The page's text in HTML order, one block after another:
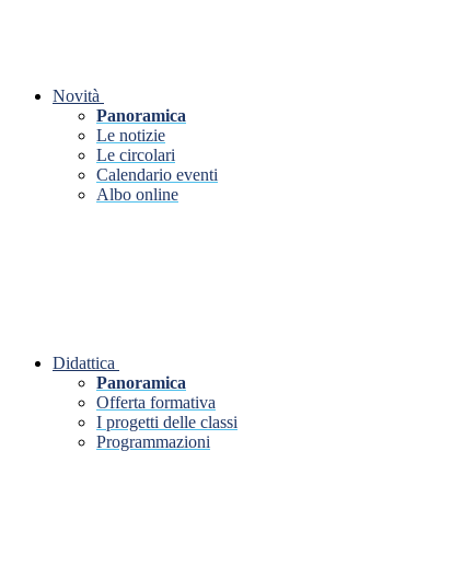
Novità
Panoramica
Le notizie
Le circolari
Calendario eventi
Albo online
Didattica
Panoramica
Offerta formativa
I progetti delle classi
Programmazioni